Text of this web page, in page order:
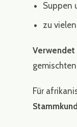
Suppen
zu
Verwendet
Für